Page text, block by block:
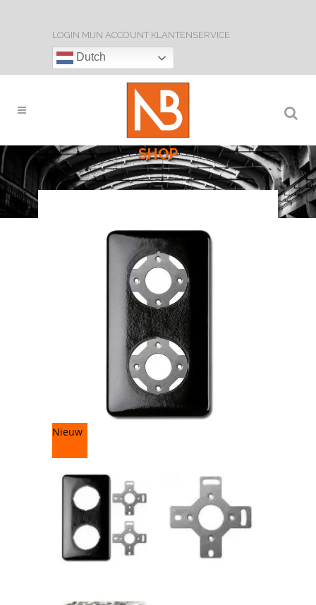
LOGIN MIJN ACCOUNT KLANTENSERVICE
Dutch
SHOP
Nieuw